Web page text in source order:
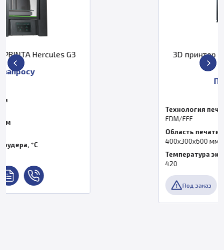
3D принтер IMPRINTA Hercules G4